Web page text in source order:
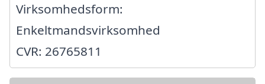
Virksomhedsform:
Enkeltmandsvirksomhed
CVR: 26765811